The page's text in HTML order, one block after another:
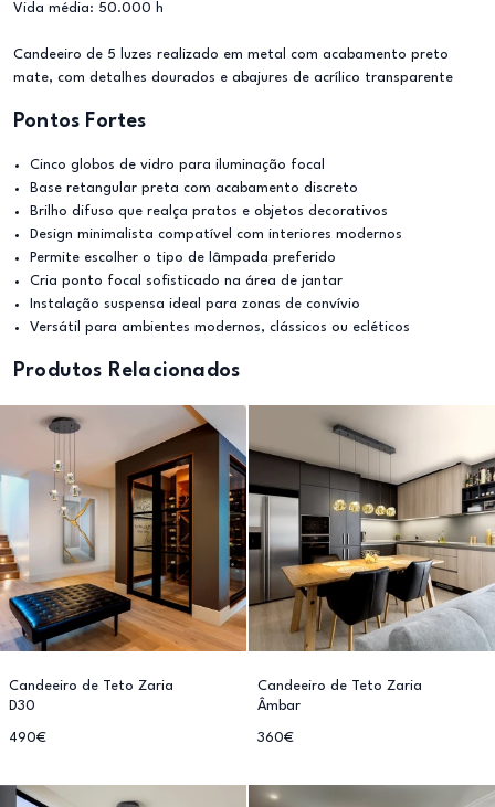
Vida média: 50.000 h
Candeeiro de 5 luzes realizado em metal com acabamento preto
mate, com detalhes dourados e abajures de acrílico transparente
Pontos Fortes
Cinco globos de vidro para iluminação focal
Base retangular preta com acabamento discreto
Brilho difuso que realça pratos e objetos decorativos
Design minimalista compatível com interiores modernos
Permite escolher o tipo de lâmpada preferido
Cria ponto focal sofisticado na área de jantar
Instalação suspensa ideal para zonas de convívio
Versátil para ambientes modernos, clássicos ou ecléticos
Produtos Relacionados
Candeeiro de Teto Zaria
D30
490€
Candeeiro de Teto Zaria
Âmbar
360€